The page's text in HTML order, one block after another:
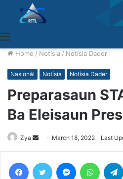
Home / Notísia / Notísia Dader
Nasionál Notísia Notísia Dader
Preparasaun
Ba Eleisaun
Zya
Send
an
email
March 18, 2022 Last